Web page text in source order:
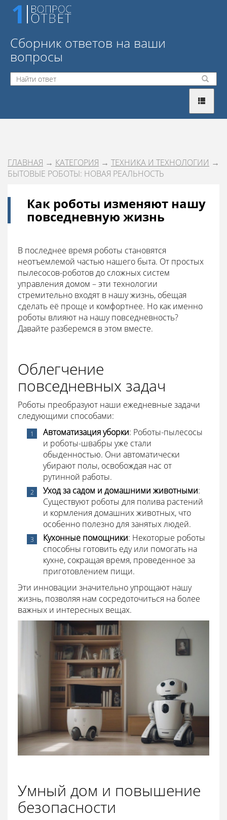
Сборник ответов на ваши
вопросы
ГЛАВНАЯ → КАТЕГОРИЯ → ТЕХНИКА И ТЕХНОЛОГИИ →
БЫТОВЫЕ РОБОТЫ: НОВАЯ РЕАЛЬНОСТЬ
Как роботы изменяют нашу
повседневную жизнь
В последнее время роботы становятся
неотъемлемой частью нашего быта. От простых
пылесосов-роботов до сложных систем
управления домом – эти технологии
стремительно входят в нашу жизнь, обещая
сделать её проще и комфортнее. Но как именно
роботы влияют на нашу повседневность?
Давайте разберемся в этом вместе.
Облегчение
повседневных задач
Роботы преобразуют наши ежедневные задачи
следующими способами:
Автоматизация уборки: Роботы-пылесосы
и роботы-швабры уже стали
обыденностью. Они автоматически
убирают полы, освобождая нас от
рутинной работы.
Уход за садом и домашними животными:
Существуют роботы для полива растений
и кормления домашних животных, что
особенно полезно для занятых людей.
Кухонные помощники: Некоторые роботы
способны готовить еду или помогать на
кухне, сокращая время, проведенное за
приготовлением пищи.
Эти инновации значительно упрощают нашу
жизнь, позволяя нам сосредоточиться на более
важных и интересных вещах.
Умный дом и повышение
безопасности